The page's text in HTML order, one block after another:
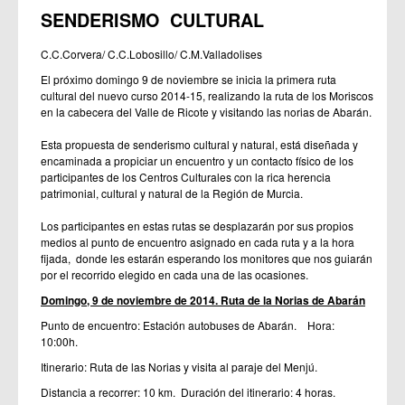
SENDERISMO CULTURAL
C.C.Corvera/ C.C.Lobosillo/ C.M.Valladolises
El próximo domingo 9 de noviembre se inicia la primera ruta
cultural del nuevo curso 2014-15, realizando la ruta de los Moriscos
en la cabecera del Valle de Ricote y visitando las norias de Abarán.
Esta propuesta de senderismo cultural y natural, está diseñada y
encaminada a propiciar un encuentro y un contacto físico de los
participantes de los Centros Culturales con la rica herencia
patrimonial, cultural y natural de la Región de Murcia.
Los participantes en estas rutas se desplazarán por sus propios
medios al punto de encuentro asignado en cada ruta y a la hora
fijada, donde les estarán esperando los monitores que nos guiarán
por el recorrido elegido en cada una de las ocasiones.
Domingo, 9 de noviembre de 2014. Ruta de la Norias de Abarán
Punto de encuentro: Estación autobuses de Abarán. Hora:
10:00h.
Itinerario: Ruta de las Norias y visita al paraje del Menjú.
Distancia a recorrer: 10 km. Duración del itinerario: 4 horas.